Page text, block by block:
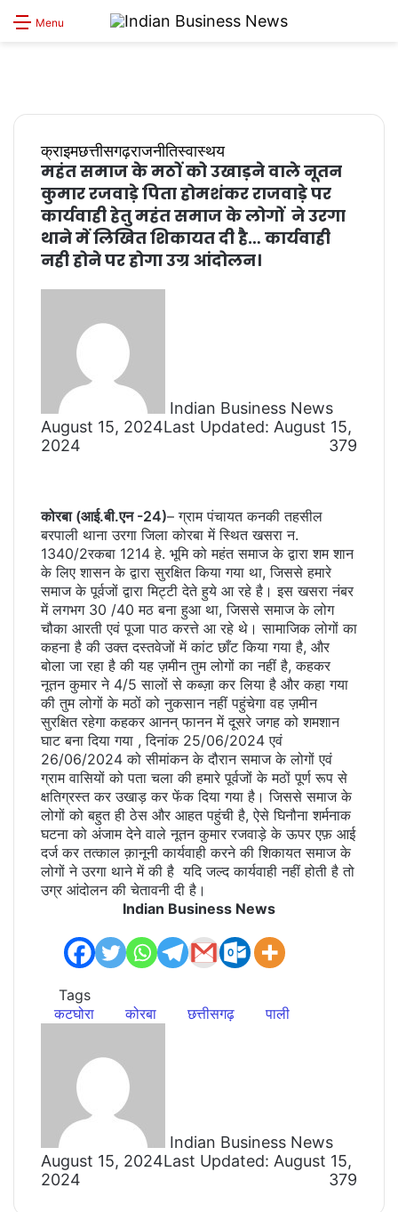
Menu
क्राइमछत्तीसगढ़राजनीतिस्वास्थय
महंत समाज के मठों को उखाड़ने वाले नूतन
कुमार रजवाड़े पिता होमशंकर राजवाड़े पर
कार्यवाही हेतु महंत समाज के लोगों ने उरगा
थाने में लिखित शिकायत दी है… कार्यवाही
नही होने पर होगा उग्र आंदोलन।
Indian Business News
August 15, 2024Last Updated: August 15,
2024
379
कोरबा (आई.बी.एन -24)– ग्राम पंचायत कनकी तहसील
बरपाली थाना उरगा जिला कोरबा में स्थित खसरा न.
1340/2रकबा 1214 हे. भूमि को महंत समाज के द्वारा शम शान
के लिए शासन के द्वारा सुरक्षित किया गया था, जिससे हमारे
समाज के पूर्वजों द्वारा मिट्टी देते हुये आ रहे है। इस खसरा नंबर
में लगभग 30 /40 मठ बना हुआ था, जिससे समाज के लोग
चौका आरती एवं पूजा पाठ करत्ते आ रहे थे। सामाजिक लोगों का
कहना है की उक्त दस्तवेजों में कांट छाँट किया गया है, और
बोला जा रहा है की यह ज़मीन तुम लोगों का नहीं है, कहकर
नूतन कुमार ने 4/5 सालों से कब्ज़ा कर लिया है और कहा गया
की तुम लोगों के मठों को नुकसान नहीं पहुंचेगा वह ज़मीन
सुरक्षित रहेगा कहकर आनन् फानन में दूसरे जगह को शमशान
घाट बना दिया गया , दिनांक 25/06/2024 एवं
26/06/2024 को सीमांकन के दौरान समाज के लोगों एवं
ग्राम वासियों को पता चला की हमारे पूर्वजों के मठों पूर्ण रूप से
क्षतिग्रस्त कर उखाड़ कर फेंक दिया गया है। जिससे समाज के
लोगों को बहुत ही ठेस और आहत पहुंची है, ऐसे घिनौना शर्मनाक
घटना को अंजाम देने वाले नूतन कुमार रजवाड़े के ऊपर एफ़ आई
दर्ज कर तत्काल क़ानूनी कार्यवाही करने की शिकायत समाज के
लोगों ने उरगा थाने में की है यदि जल्द कार्यवाही नहीं होती है तो
उग्र आंदोलन की चेतावनी दी है।
Indian Business News
Tags
कटघोरा
कोरबा छत्तीसगढ़ पाली
Indian Business News
August 15, 2024Last Updated: August 15,
2024
379